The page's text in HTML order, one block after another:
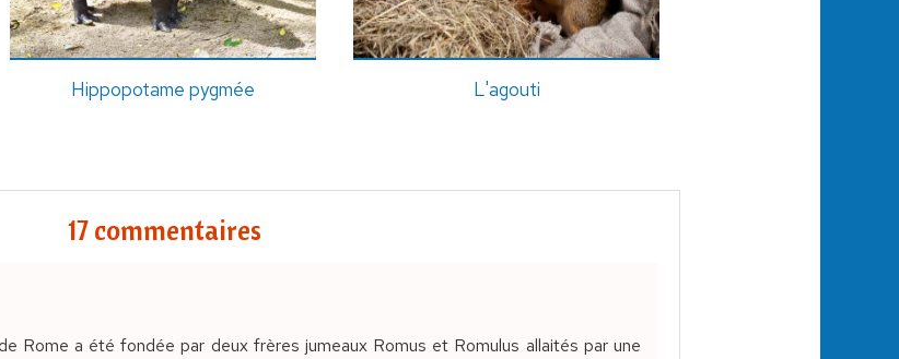
Hippopotame pygmée L'agouti
17 commentaires
Rome a été fondée par deux frères jumeaux Romus et Romulus allaités par une